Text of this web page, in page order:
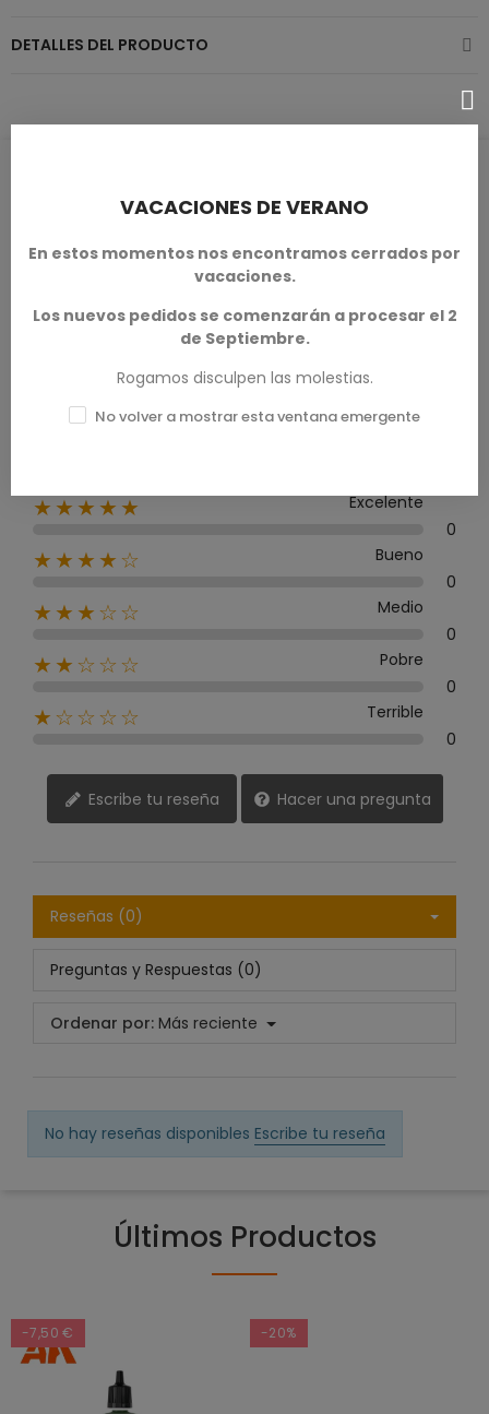
DETALLES DEL PRODUCTO
Calificación media
0.0
★★★★★
Excelente
0
★★★★☆
Bueno
0
★★★☆☆
Medio
0
★★☆☆☆
Pobre
0
★☆☆☆☆
Terrible
0
Escribe tu reseña Hacer una pregunta
Reseñas (0)
Preguntas y Respuestas (0)
Ordenar por: Más reciente
No hay reseñas disponibles Escribe tu reseña
Últimos Productos
-7,50 € -20%
VACACIONES DE VERANO
En estos momentos nos encontramos cerrados por
vacaciones.
Los nuevos pedidos se comenzarán a procesar el 2
de Septiembre.
Rogamos disculpen las molestias.
No volver a mostrar esta ventana emergente